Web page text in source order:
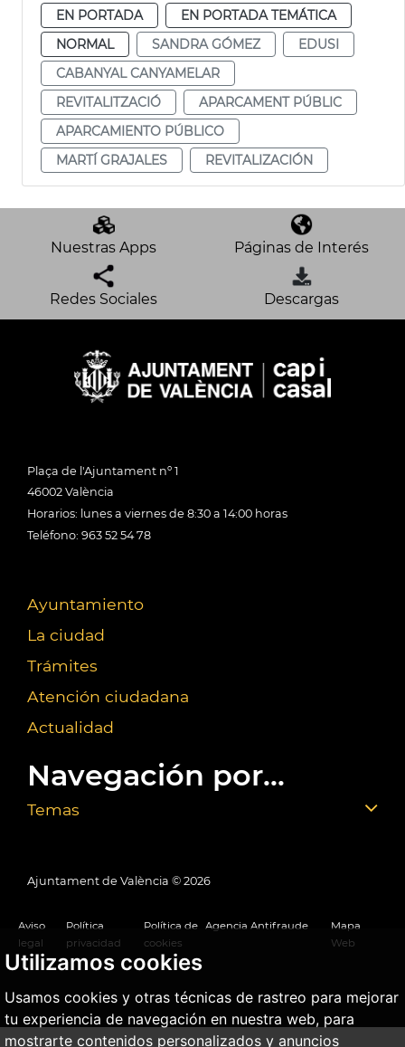
Utilizamos cookies
Usamos cookies y otras técnicas de rastreo para mejorar
tu experiencia de navegación en nuestra web, para
mostrarte contenidos personalizados y anuncios
EN PORTADA
EN PORTADA TEMÁTICA
NORMAL
SANDRA GÓMEZ
EDUSI
CABANYAL CANYAMELAR
REVITALITZACIÓ
APARCAMENT PÚBLIC
APARCAMIENTO PÚBLICO
MARTÍ GRAJALES
REVITALIZACIÓN
Nuestras Apps Páginas de Interés
Redes Sociales Descargas
Plaça de l'Ajuntament nº 1
46002 València
Horarios: lunes a viernes de 8:30 a 14:00 horas
Teléfono: 963 52 54 78
Ayuntamiento
La ciudad
Trámites
Atención ciudadana
Actualidad
Navegación por...
Temas
Ajuntament de València © 2026
Aviso
legal
Política
privacidad
Política de
cookies
Agencia Antifraude
Mapa
Web